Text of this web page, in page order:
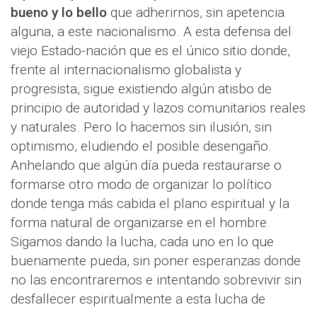
bueno y lo bello que adherirnos, sin apetencia
alguna, a este nacionalismo. A esta defensa del
viejo Estado-nación que es el único sitio donde,
frente al internacionalismo globalista y
progresista, sigue existiendo algún atisbo de
principio de autoridad y lazos comunitarios reales
y naturales. Pero lo hacemos sin ilusión, sin
optimismo, eludiendo el posible desengaño.
Anhelando que algún día pueda restaurarse o
formarse otro modo de organizar lo político
donde tenga más cabida el plano espiritual y la
forma natural de organizarse en el hombre.
Sigamos dando la lucha, cada uno en lo que
buenamente pueda, sin poner esperanzas donde
no las encontraremos e intentando sobrevivir sin
desfallecer espiritualmente a esta lucha de